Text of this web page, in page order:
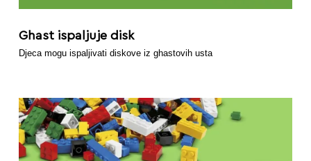
Ghast ispaljuje disk
Djeca mogu ispaljivati diskove iz ghastovih usta